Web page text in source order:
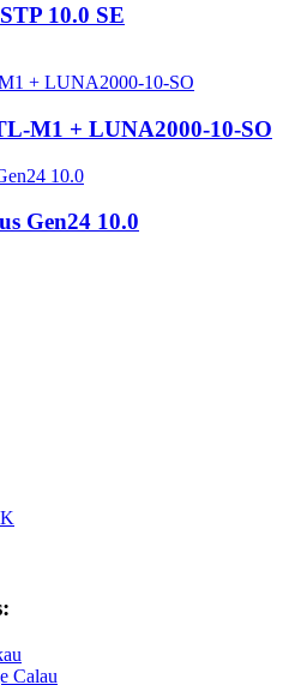
10.0 SE
M1 + LUNA2000-10-SO
Gen24 10.0
Calau